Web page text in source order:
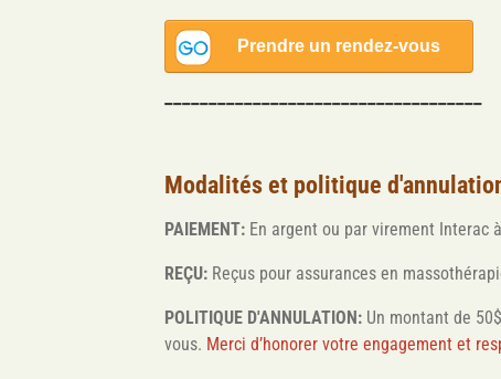
Modalités et politique
PAIEMENT: En argent ou par virement Interac
REÇU: Reçus pour assurances en
POLITIQUE D'ANNULATION: Un montant de
vous. Merci d’honorer votre engagement et